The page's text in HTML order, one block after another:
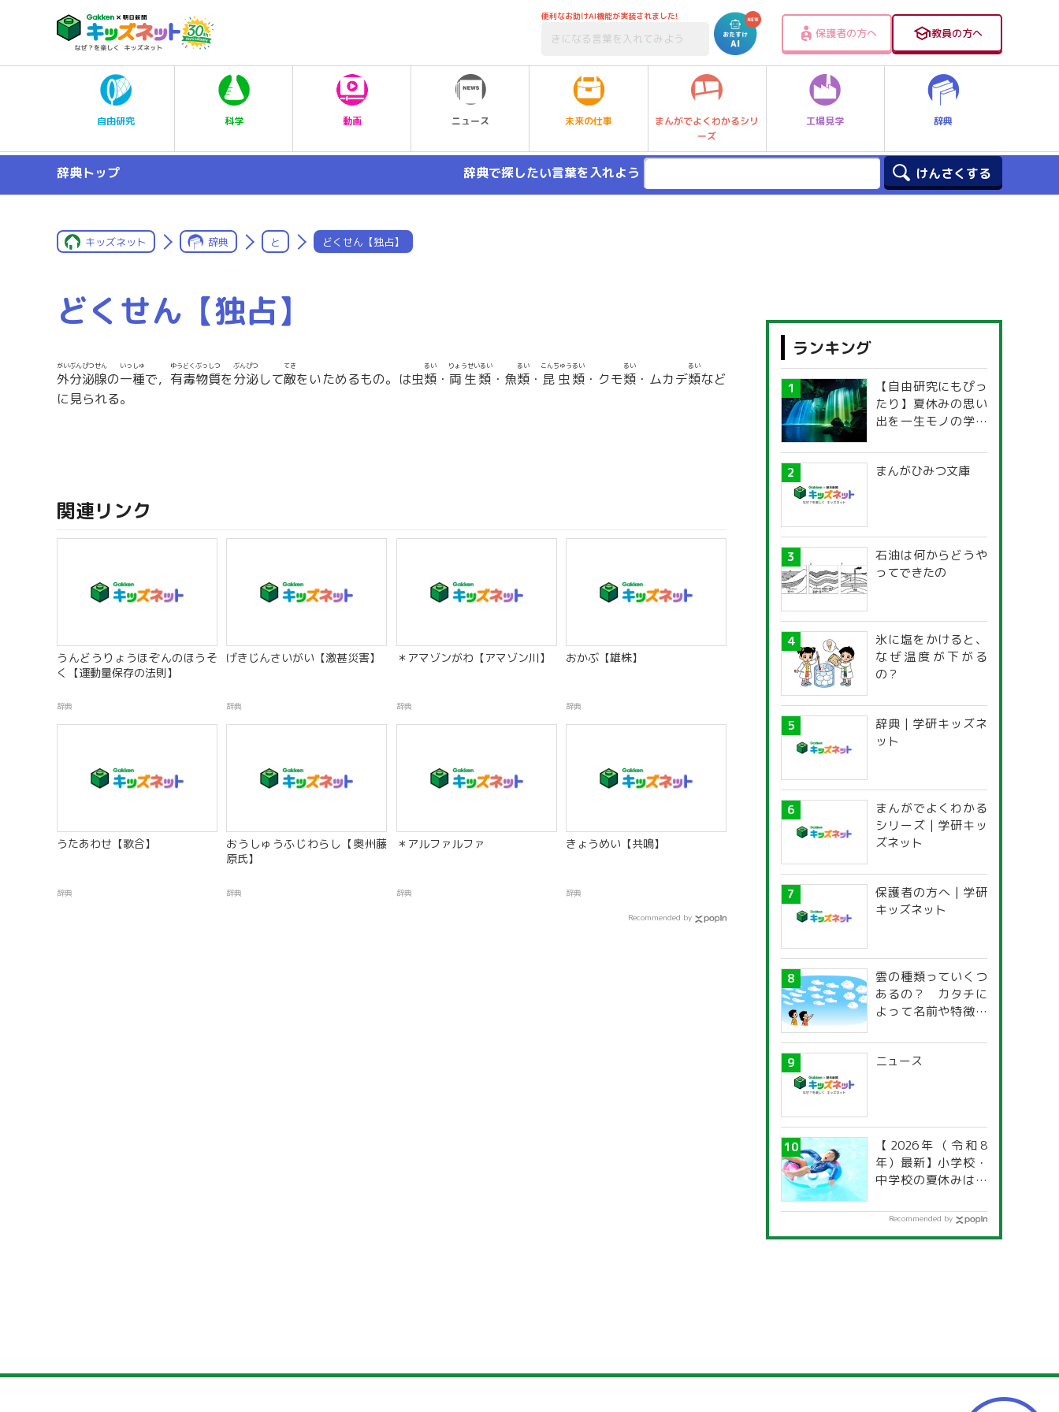
便利なお助けAI機能が実装されました!
保護者の方へ 教員の方へ
自由研究 科学 動画 ニュース 未来の仕事
まんがでよくわかるシリ
ーズ
工場見学 辞典
辞典トップ 辞典で探したい言葉を入れよう
キッズネット 辞典 と どくせん【独占】
どくせん【独占】
外分泌腺
がいぶんぴつせん
の一種
いっしゅ
で， 有毒物質
ゆうどくぶっしつ
を分泌
ぶんぴつ
して敵
てき
をいためるもの。は虫類
るい
・ 両生類
りょうせいるい
・魚類
るい
・ 昆虫
こんちゅう
類
るい
・クモ類
るい
・ムカデ類
るい
など
に見られる。
関連リンク
うんどうりょうほぞんのほうそ
く【運動量保存の法則】
辞典
げきじんさいがい【激甚災害】
辞典
＊アマゾンがわ【アマゾン川】
辞典
おかぶ【雄株】
辞典
うたあわせ【歌合】
辞典
おうしゅうふじわらし【奥州藤
原氏】
辞典
＊アルファルファ
辞典
きょうめい【共鳴】
辞典
Recommended by
ランキング
【自由研究にもぴっ
たり】夏休みの思い
出を一生モノの学び
探究ガイド
まんがひみつ文庫
石油は何からどうや
ってできたの
氷に塩をかけると、
なぜ温度が下がる
の？
辞典 | 学研キッズネ
ット
まんがでよくわかる
シリーズ | 学研キッ
ズネット
保護者の方へ | 学研
キッズネット
雲の種類っていくつ
あるの？ カタチに
よって名前や特徴が
ニュース
【2026年（令和8
年）最新】小学校・
中学校の夏休みはい
道府県別「夏季休暇
Recommended by